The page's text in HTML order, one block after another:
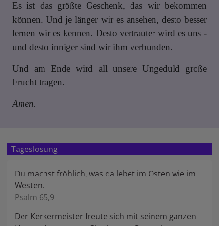
Es ist das größte Geschenk, das wir bekommen
können. Und je länger wir es ansehen, desto besser
lernen wir es kennen. Desto vertrauter wird es uns -
und desto inniger sind wir ihm verbunden.
Und am Ende wird all unsere Ungeduld große
Frucht tragen.
Amen.
Tageslosung
Du machst fröhlich, was da lebet im Osten wie im
Westen.
Psalm 65,9
Der Kerkermeister freute sich mit seinem ganzen